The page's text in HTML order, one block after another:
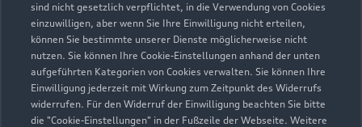
sind nicht gesetzlich verpflichtet, in die Verwendung von Cookies
einzuwilligen, aber wenn Sie Ihre Einwilligung nicht erteilen,
können Sie bestimmte unserer Dienste möglicherweise nicht
nutzen. Sie können Ihre Cookie-Einstellungen anhand der unten
aufgeführten Kategorien von Cookies verwalten. Sie können Ihre
Einwilligung jederzeit mit Wirkung zum Zeitpunkt des Widerrufs
widerrufen. Für den Widerruf der Einwilligung beachten Sie bitte
die "Cookie-Einstellungen" in der Fußzeile der Webseite. Weitere
Verkauf
Geschlossen
öffnet am Montag 08:00
Service
Geschlossen, öffnet am Montag 07:00